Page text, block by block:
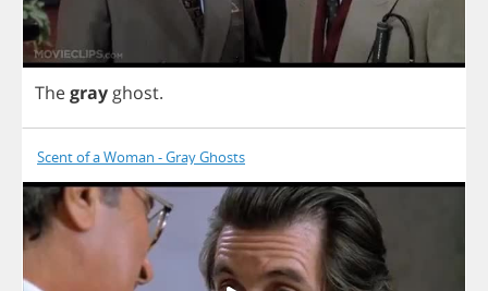
Thegray ghost.
Scent of a Woman - Gray Ghosts